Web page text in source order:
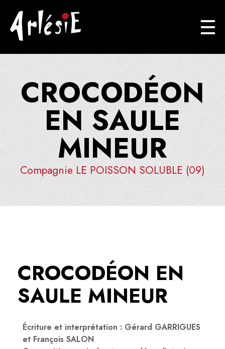
CROCODÉON
EN SAULE
MINEUR
Compagnie LE POISSON SOLUBLE (09)
CROCODÉON EN
SAULE MINEUR
Écriture et interprétation : Gérard GARRIGUES
et François SALON